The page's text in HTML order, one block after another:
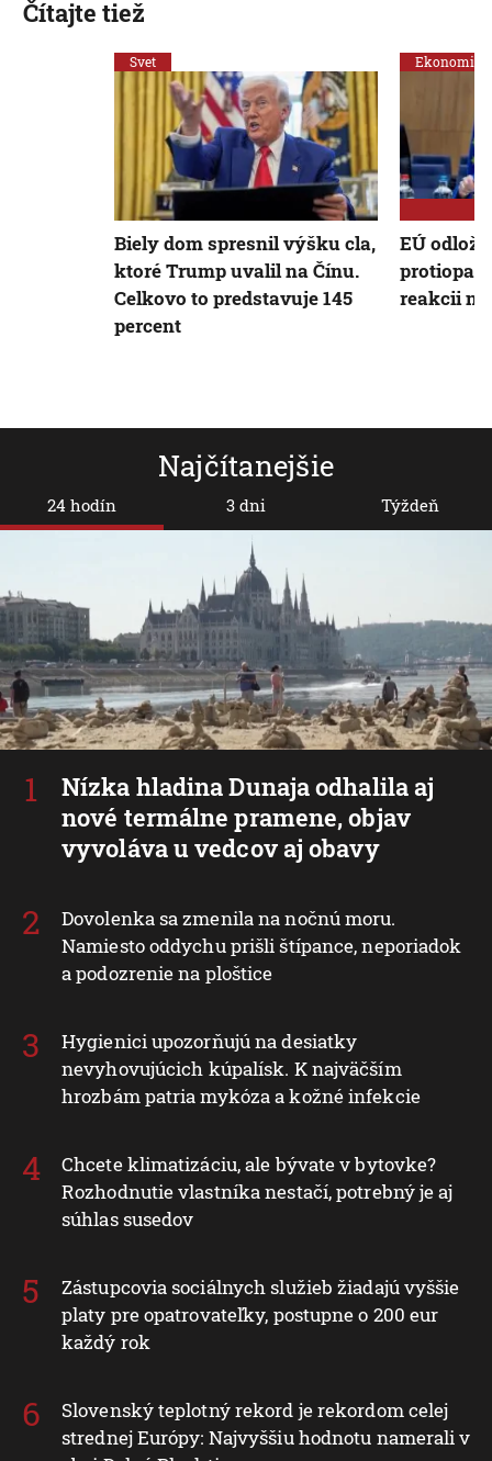
Najčítanejšie
24 hodín
Nízka hladina Dunaja odhalila aj
nové termálne pramene, objav
vyvoláva u vedcov aj obavy
Dovolenka sa zmenila na nočnú moru.
Namiesto oddychu prišli štípance, neporiadok
a podozrenie na ploštice
Hygienici upozorňujú na desiatky
nevyhovujúcich kúpalísk. K najväčším
hrozbám patria mykóza a kožné infekcie
Chcete klimatizáciu, ale bývate v bytovke?
Rozhodnutie vlastníka nestačí, potrebný je aj
súhlas susedov
Zástupcovia sociálnych služieb žiadajú vyššie
platy pre opatrovateľky, postupne o 200 eur
každý rok
Slovenský teplotný rekord je rekordom celej
strednej Európy: Najvyššiu hodnotu namerali v
3 dni Týždeň
Čítajte tiež
Svet
Biely dom spresnil výšku cla,
ktoré Trump uvalil na Čínu.
Celkovo to predstavuje 145
percent
Ekonomika
EÚ odloží
reakcii